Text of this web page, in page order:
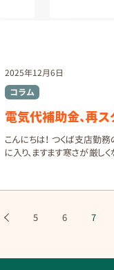
電気代補助金、再ス
こんにちは！ つくば支店勤
に入り、ますます寒さが厳し
れていた「電気・ガス料金
がする…」と感じている方も
になっています。 そんな中
コラム
2025年12月6日
5 6 7